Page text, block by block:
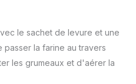
le sachet de levure et une
passer la farine au travers
les grumeaux et d'aérer la